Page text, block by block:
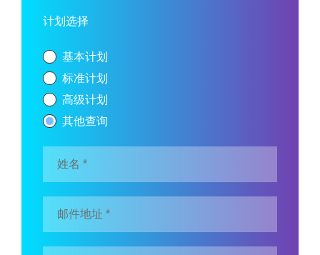
计划选择
基本计划
标准计划
高级计划
其他查询